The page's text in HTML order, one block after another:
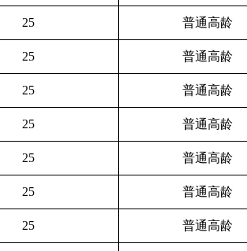
25 普通高龄
25 普通高龄
25 普通高龄
25 普通高龄
25 普通高龄
25 普通高龄
25 普通高龄